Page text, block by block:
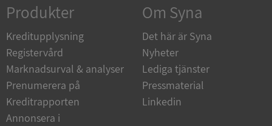
Produkter
Kreditupplysning
Registervård
Marknadsurval & analyser
Prenumerera på
Kreditrapporten
Annonsera i
Om Syna
Det här är Syna
Nyheter
Lediga tjänster
Pressmaterial
Linkedin
de.syna.se
ARRAffinity
Microsoft
Corporation
.syna.se